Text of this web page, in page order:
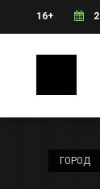
16+
ГОРОД